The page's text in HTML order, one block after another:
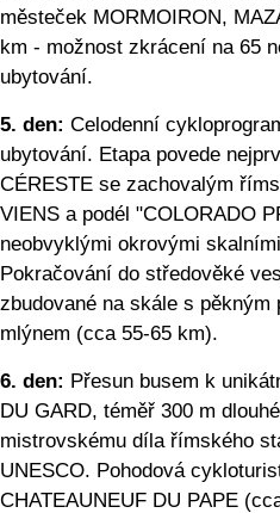
městeček MORMOIRON,
km - možnost zkrácení na 65
ubytování.
5. den: Celodenní
ubytování. Etapa povede
CÉRESTE se zachovalým
VIENS a podél "COLORADO
neobvyklými okrovými
Pokračování do středověké
zbudované na skále s
mlýnem (cca 55-65 km).
6. den: Přesun busem k
DU GARD, téměř 300 m
mistrovskému díla římského
UNESCO. Pohodová
CHATEAUNEUF DU PAPE